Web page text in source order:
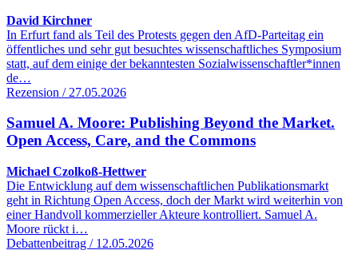
David Kirchner
In Erfurt fand als Teil des Protests gegen den AfD-Parteitag ein
öffentliches und sehr gut besuchtes wissenschaftliches Symposium
statt, auf dem einige der bekanntesten Sozialwissenschaftler*innen
de…
Rezension / 27.05.2026
Samuel A. Moore: Publishing Beyond the Market.
Open Access, Care, and the Commons
Michael Czolkoß-Hettwer
Die Entwicklung auf dem wissenschaftlichen Publikationsmarkt
geht in Richtung Open Access, doch der Markt wird weiterhin von
einer Handvoll kommerzieller Akteure kontrolliert. Samuel A.
Moore rückt i…
Debattenbeitrag / 12.05.2026